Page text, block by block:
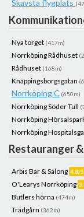
Skavsta flygplats
Nya torget (417m)
Norrköping Rådhuset
Rådhuset (168m)
Knäppingsborgsgatan
Norrköping C (650m)
Norrköping Söder Tull
Norrköping
Norrköping
Restauranger
Arbis Bar & Salong 4.8/5
O'Learys Norrköping
Butlers hörna (474m)
Trädgårn (362m)